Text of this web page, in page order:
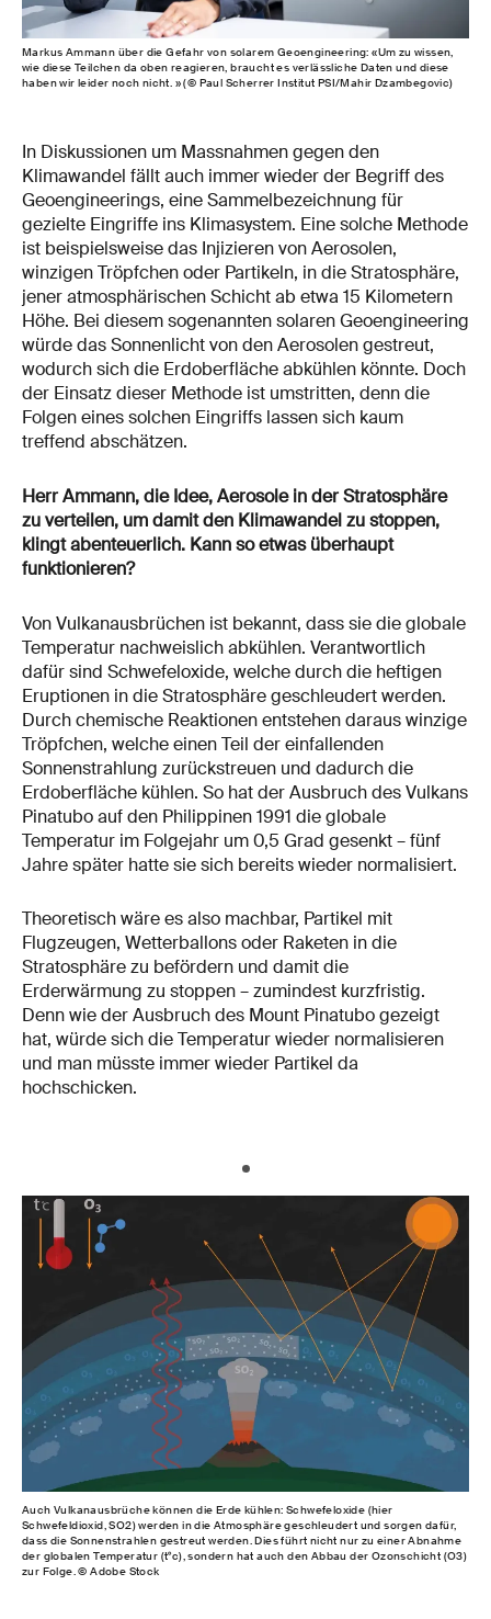
Markus Ammann über die Gefahr von solarem Geoengineering: «Um zu wissen,
wie diese Teilchen da oben reagieren, braucht es verlässliche Daten und diese
haben wir leider noch nicht. » (© Paul Scherrer Institut PSI/Mahir Dzambegovic)
In Diskussionen um Massnahmen gegen den
Klimawandel fällt auch immer wieder der Begriff des
Geoengineerings, eine Sammelbezeichnung für
gezielte Eingriffe ins Klimasystem. Eine solche Methode
ist beispielsweise das Injizieren von Aerosolen,
winzigen Tröpfchen oder Partikeln, in die Stratosphäre,
jener atmosphärischen Schicht ab etwa 15 Kilometern
Höhe. Bei diesem sogenannten solaren Geoengineering
würde das Sonnenlicht von den Aerosolen gestreut,
wodurch sich die Erdoberfläche abkühlen könnte. Doch
der Einsatz dieser Methode ist umstritten, denn die
Folgen eines solchen Eingriffs lassen sich kaum
treffend abschätzen.
Herr Ammann, die Idee, Aerosole in der Stratosphäre
zu verteilen, um damit den Klimawandel zu stoppen,
klingt abenteuerlich. Kann so etwas überhaupt
funktionieren?
Von Vulkanausbrüchen ist bekannt, dass sie die globale
Temperatur nachweislich abkühlen. Verantwortlich
dafür sind Schwefeloxide, welche durch die heftigen
Eruptionen in die Stratosphäre geschleudert werden.
Durch chemische Reaktionen entstehen daraus winzige
Tröpfchen, welche einen Teil der einfallenden
Sonnenstrahlung zurückstreuen und dadurch die
Erdoberfläche kühlen. So hat der Ausbruch des Vulkans
Pinatubo auf den Philippinen 1991 die globale
Temperatur im Folgejahr um 0,5 Grad gesenkt – fünf
Jahre später hatte sie sich bereits wieder normalisiert.
Theoretisch wäre es also machbar, Partikel mit
Flugzeugen, Wetterballons oder Raketen in die
Stratosphäre zu befördern und damit die
Erderwärmung zu stoppen – zumindest kurzfristig.
Denn wie der Ausbruch des Mount Pinatubo gezeigt
hat, würde sich die Temperatur wieder normalisieren
und man müsste immer wieder Partikel da
hochschicken.
Auch Vulkanausbrüche können die Erde kühlen: Schwefeloxide (hier
Schwefeldioxid, SO2) werden in die Atmosphäre geschleudert und sorgen dafür,
dass die Sonnenstrahlen gestreut werden. Dies führt nicht nur zu einer Abnahme
der globalen Temperatur (t°c), sondern hat auch den Abbau der Ozonschicht (O3)
zur Folge. © Adobe Stock